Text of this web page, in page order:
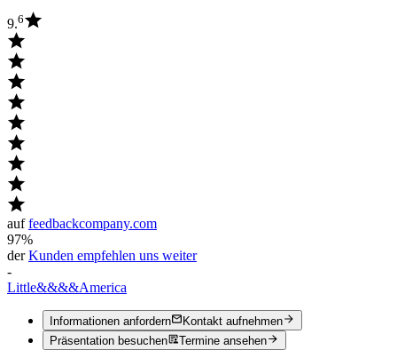
9.6
auffeedbackcompany.com
97%
derKunden empfehlen uns weiter
-
Little&&&&America
Informationen anfordern
Kontakt aufnehmen
Präsentation besuchen
Termine ansehen